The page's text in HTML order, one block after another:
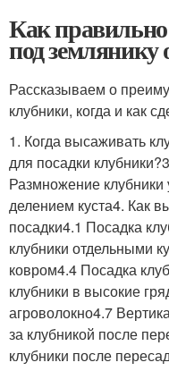
Как правильно
под землянику
Рассказываем о
клубники, когда и как
1. Когда высаживать
для посадки
Размножение
делением куста4. Как
посадки4.1 Посадка
клубники отдельными
ковром4.4 Посадка
клубники в высокие
агроволокно4.7
за клубникой после
клубники после